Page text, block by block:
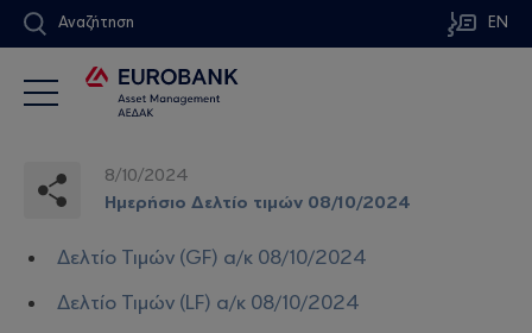
Αναζήτηση EN
8/10/2024
Ημερήσιο Δελτίο τιμών 08/10/2024
Δελτίο Τιμών (GF) α/κ 08/10/2024
Δελτίο Τιμών (LF) α/κ 08/10/2024